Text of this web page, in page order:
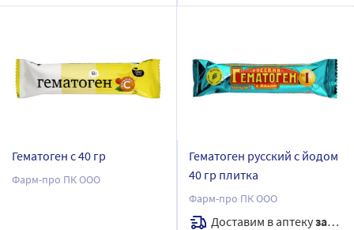
Гематоген с 40 гр
Фарм-про ПК ООО
Гематоген русский с йодом
40 гр плитка
Фарм-про ПК ООО
Доставим в аптекузавтра